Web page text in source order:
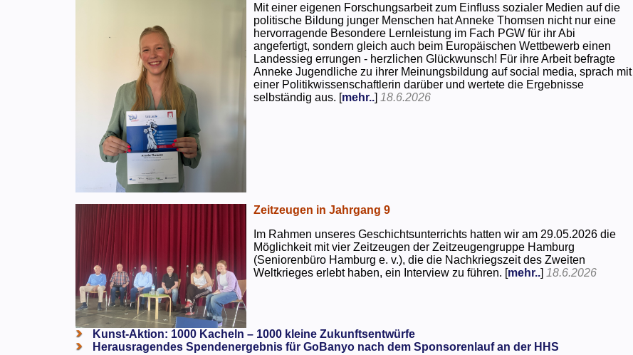
Mit einer eigenen Forschungsarbeit zum Einfluss sozialer Medien auf die
politische Bildung junger Menschen hat Anneke Thomsen nicht nur eine
hervorragende Besondere Lernleistung im Fach PGW für ihr Abi
angefertigt, sondern gleich auch beim Europäischen Wettbewerb einen
Landessieg errungen - herzlichen Glückwunsch! Für ihre Arbeit befragte
Anneke Jugendliche zu ihrer Meinungsbildung auf social media, sprach mit
einer Politikwissenschaftlerin darüber und wertete die Ergebnisse
selbständig aus. [mehr..] 18.6.2026
Zeitzeugen in Jahrgang 9
Im Rahmen unseres Geschichtsunterrichts hatten wir am 29.05.2026 die
Möglichkeit mit vier Zeitzeugen der Zeitzeugengruppe Hamburg
(Seniorenbüro Hamburg e. v.), die die Nachkriegszeit des Zweiten
Weltkrieges erlebt haben, ein Interview zu führen. [mehr..] 18.6.2026
Kunst-Aktion: 1000 Kacheln – 1000 kleine Zukunftsentwürfe
Herausragendes Spendenergebnis für GoBanyo nach dem Sponsorenlauf an der HHS